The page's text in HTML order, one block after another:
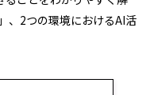
、2つの環境におけるAI活